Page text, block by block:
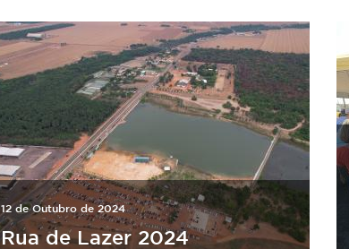
12 de Outubro de 2024
Rua de Lazer 2024